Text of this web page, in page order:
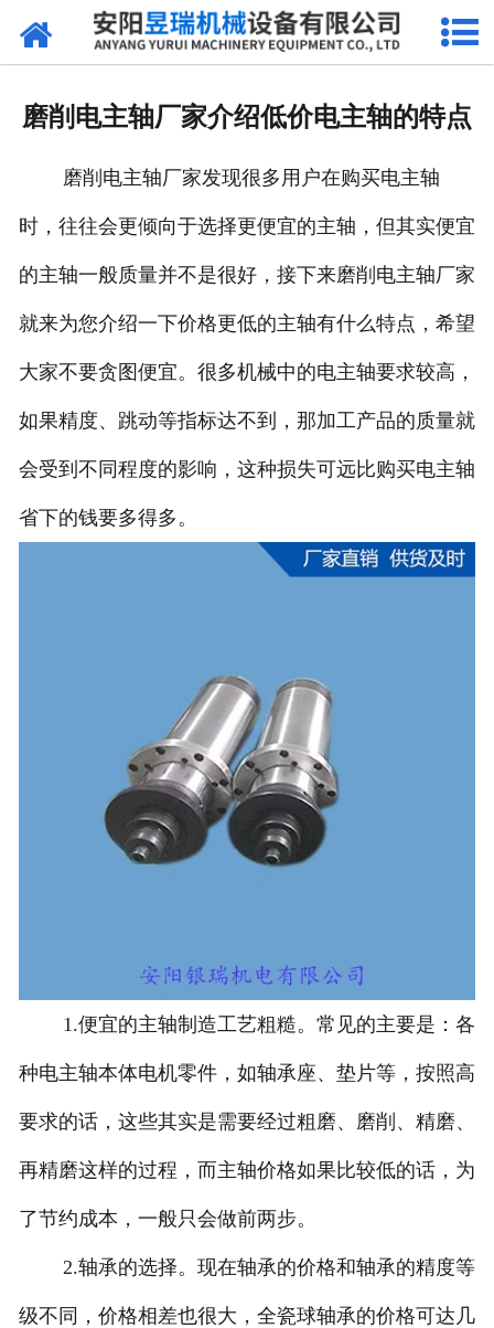
网站首页
联系我们
磨削电主轴厂家介绍低价电主轴的特点
磨削电主轴厂家发现很多用户在购买电主轴
时，往往会更倾向于选择更便宜的主轴，但其实便宜
的主轴一般质量并不是很好，接下来磨削电主轴厂家
就来为您介绍一下价格更低的主轴有什么特点，希望
大家不要贪图便宜。很多机械中的电主轴要求较高，
如果精度、跳动等指标达不到，那加工产品的质量就
会受到不同程度的影响，这种损失可远比购买电主轴
省下的钱要多得多。
1.便宜的主轴制造工艺粗糙。常见的主要是：各
种电主轴本体电机零件，如轴承座、垫片等，按照高
要求的话，这些其实是需要经过粗磨、磨削、精磨、
再精磨这样的过程，而主轴价格如果比较低的话，为
了节约成本，一般只会做前两步。
2.轴承的选择。现在轴承的价格和轴承的精度等
级不同，价格相差也很大，全瓷球轴承的价格可达几